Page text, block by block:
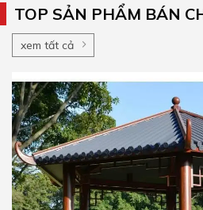
TOP SẢN PHẨM BÁN
xem tất cả